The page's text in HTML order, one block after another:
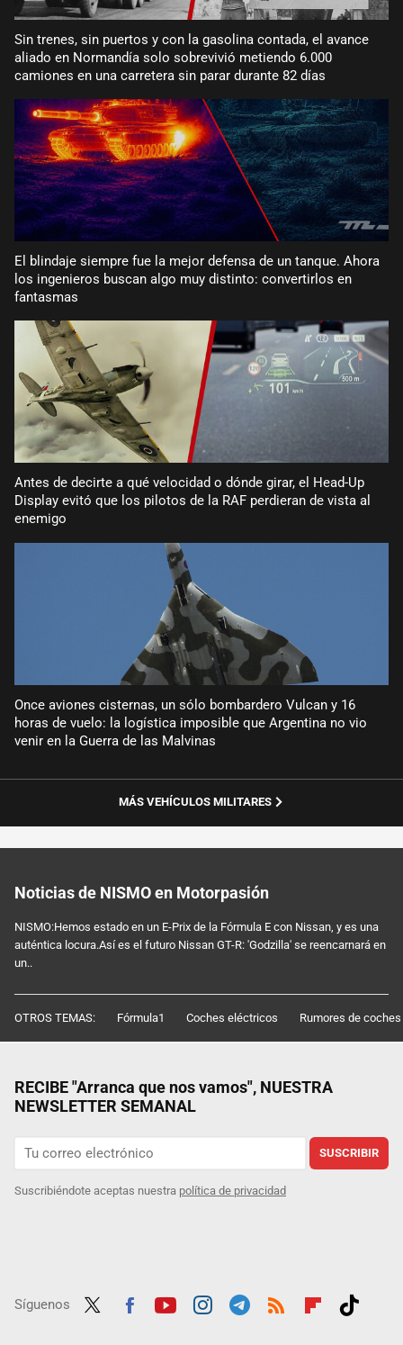
Sin trenes, sin puertos y con la gasolina contada, el avance
aliado en Normandía solo sobrevivió metiendo 6.000
camiones en una carretera sin parar durante 82 días
El blindaje siempre fue la mejor defensa de un tanque. Ahora
los ingenieros buscan algo muy distinto: convertirlos en
fantasmas
Antes de decirte a qué velocidad o dónde girar, el Head-Up
Display evitó que los pilotos de la RAF perdieran de vista al
enemigo
Once aviones cisternas, un sólo bombardero Vulcan y 16
horas de vuelo: la logística imposible que Argentina no vio
venir en la Guerra de las Malvinas
MÁS VEHÍCULOS MILITARES
Noticias de NISMO en Motorpasión
NISMO:Hemos estado en un E-Prix de la Fórmula E con Nissan, y es una
auténtica locura.Así es el futuro Nissan GT-R: 'Godzilla' se reencarnará en
un..
OTROS TEMAS: Fórmula1 Coches eléctricos Rumores de coches
RECIBE "Arranca que nos vamos", NUESTRA
NEWSLETTER SEMANAL
SUSCRIBIR
Suscribiéndote aceptas nuestra política de privacidad
Síguenos